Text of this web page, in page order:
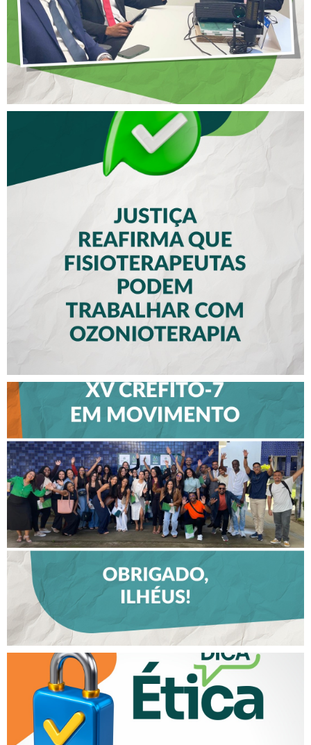
FISIOTERAPEUTAS PODEM
TRABALHAR COM
OZONIOTERAPIA
CREFITO-7 EM MOVIMENTO
FORTALECE DIÁLOGO COM
PROFISSIONAIS E VALORIZA
TALENTOS DO INTERIOR EM
ILHÉUS